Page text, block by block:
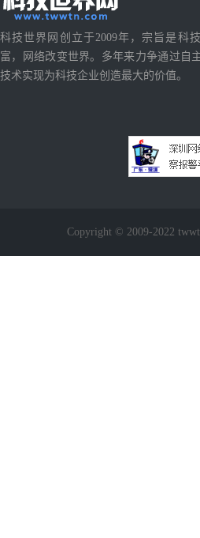
科技世界网创立于2009年，宗旨是科
富，网络改变世界。多年来力争通过自
技术实现为科技企业创造最大的价值。
Copyright © 2009-2022